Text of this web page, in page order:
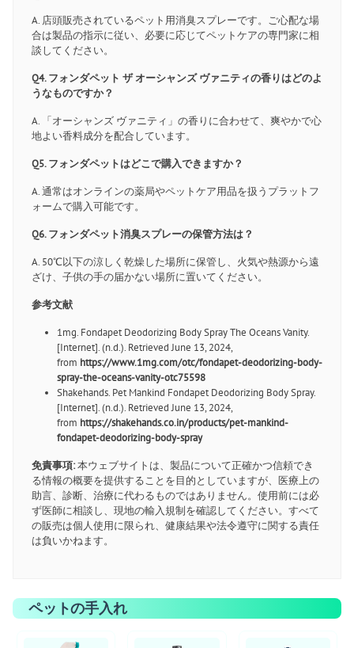
A. 店頭販売されているペット用消臭スプレーです。ご心配な場
合は製品の指示に従い、必要に応じてペットケアの専門家に相
談してください。
Q4. フォンダペット ザ オーシャンズ ヴァニティの香りはどのよ
うなものですか？
A. 「オーシャンズ ヴァニティ」の香りに合わせて、爽やかで心
地よい香料成分を配合しています。
Q5. フォンダペットはどこで購入できますか？
A. 通常はオンラインの薬局やペットケア用品を扱うプラットフ
ォームで購入可能です。
Q6. フォンダペット消臭スプレーの保管方法は？
A. 50℃以下の涼しく乾燥した場所に保管し、火気や熱源から遠
ざけ、子供の手の届かない場所に置いてください。
参考文献
1mg. Fondapet Deodorizing Body Spray The Oceans Vanity.
[Internet]. (n.d.). Retrieved June 13, 2024,
from https://www.1mg.com/otc/fondapet-deodorizing-body-
spray-the-oceans-vanity-otc75598
Shakehands. Pet Mankind Fondapet Deodorizing Body Spray.
[Internet]. (n.d.). Retrieved June 13, 2024,
from https://shakehands.co.in/products/pet-mankind-
fondapet-deodorizing-body-spray
免責事項:本ウェブサイトは、製品について正確かつ信頼でき
る情報の概要を提供することを目的としていますが、医療上の
助言、診断、治療に代わるものではありません。使用前には必
ず医師に相談し、現地の輸入規制を確認してください。すべて
の販売は個人使用に限られ、健康結果や法令遵守に関する責任
は負いかねます。
ペットの手入れ